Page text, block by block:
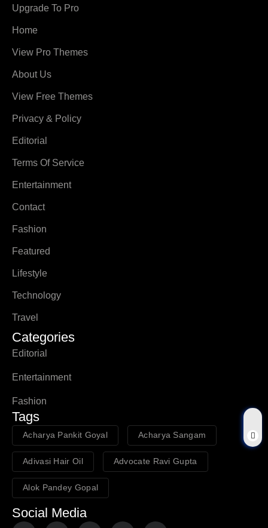
Upgrade To Pro
Home
View Pro Themes
About Us
View Free Themes
Privacy & Policy
Editorial
Terms Of Service
Entertainment
Contact
Fashion
Featured
Lifestyle
Technology
Travel
Categories
Editorial
Entertainment
Fashion
Tags
Acharya Pankit Goyal Acharya Sangam
Adivasi Hair Oil Advocate Ravi Gupta
Alok Pandey Gopal
Social Media